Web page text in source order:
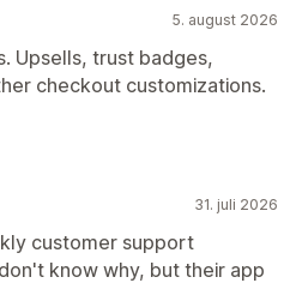
5. august 2026
Upsells, trust badges,
checkout customizations.
31. juli 2026
customer support
know why, but their app